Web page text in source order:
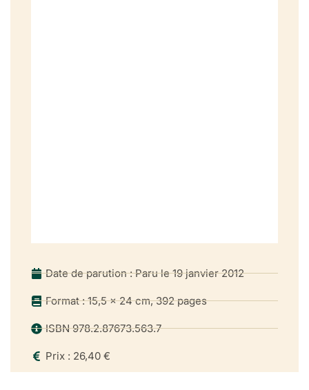
Date de parution : Paru le 19 janvier 2012
Format : 15,5 x 24 cm, 392 pages
ISBN 978.2.87673.563.7
Prix : 26,40 €